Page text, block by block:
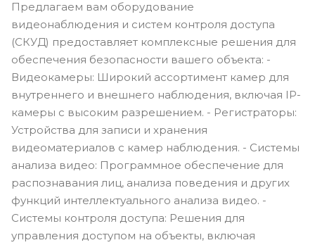
Предлагаем вам оборудование
видеонаблюдения и систем контроля доступа
(СКУД) предоставляет комплексные решения для
обеспечения безопасности вашего объекта: -
Видеокамеры: Широкий ассортимент камер для
внутреннего и внешнего наблюдения, включая IP-
камеры с высоким разрешением. - Регистраторы:
Устройства для записи и хранения
видеоматериалов с камер наблюдения. - Системы
анализа видео: Программное обеспечение для
распознавания лиц, анализа поведения и других
функций интеллектуального анализа видео. -
Системы контроля доступа: Решения для
управления доступом на объекты, включая